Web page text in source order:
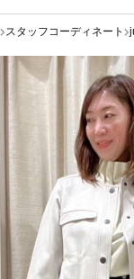
スタッフコーディネート